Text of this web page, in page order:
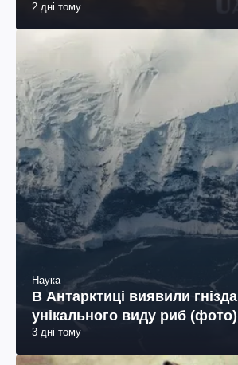
2 дні тому
Наука
В Антарктиці виявили гнізда
унікального виду риб (фото)
3 дні тому